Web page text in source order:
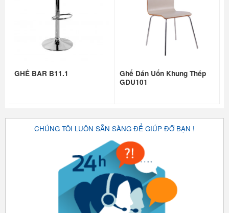
GHẾ BAR B11.1
Ghế Dán Uốn Khung Thép
GDU101
CHÚNG TÔI LUÔN SẴN SÀNG ĐỂ GIÚP ĐỠ BẠN !